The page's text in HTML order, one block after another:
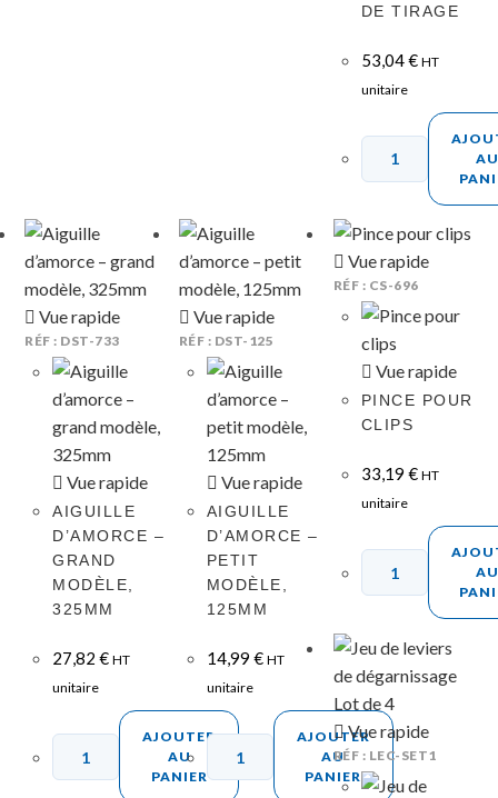
DE TIRAGE
53,04€ HT
unitaire
AU
Vue rapide
RÉF : DST-733
Vue rapide
AIGUILLE
D’AMORCE –
GRAND
MODÈLE,
325MM
27,82€ HT
unitaire
AJOUTER
AU
PANIER
Vue rapide
RÉF : DST-125
Vue rapide
AIGUILLE
D’AMORCE –
PETIT
MODÈLE,
125MM
14,99 € HT
unitaire
AJOUTER
AU
PANIER
Vue rapide
RÉF : CS-696
Vue rapide
PINCE POUR
CLIPS
33,19 € HT
unitaire
AU
Vue rapide
RÉF : LEC-SET1